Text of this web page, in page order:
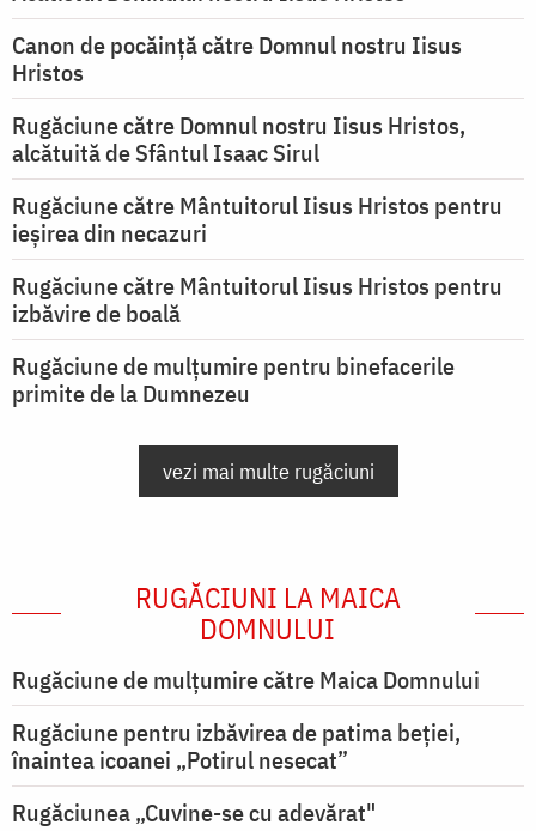
Canon de pocăință către Domnul nostru Iisus
Hristos
Rugăciune către Domnul nostru Iisus Hristos,
alcătuită de Sfântul Isaac Sirul
Rugăciune către Mântuitorul Iisus Hristos pentru
ieşirea din necazuri
Rugăciune către Mântuitorul Iisus Hristos pentru
izbăvire de boală
Rugăciune de mulțumire pentru binefacerile
primite de la Dumnezeu
vezi mai multe rugăciuni
RUGĂCIUNI LA MAICA
DOMNULUI
Rugăciune de mulţumire către Maica Domnului
Rugăciune pentru izbăvirea de patima beției,
înaintea icoanei „Potirul nesecat”
Rugăciunea „Cuvine-se cu adevărat"